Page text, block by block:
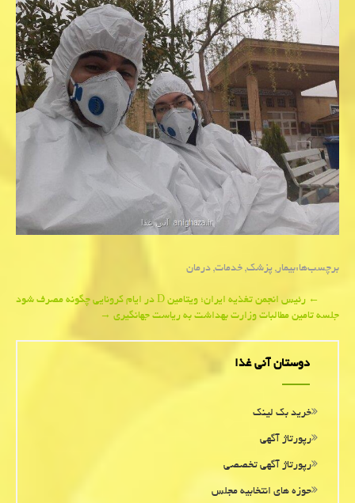
برچسب‌ها:بیمار,پزشك,خدمات,درمان
Post
navigation
←رئیس انجمن تغذیه ایران؛ ویتامین D در ایام كرونایی چگونه مصرف شود
جلسه تامین مطالبات وزارت بهداشت به ریاست جهانگیری→
دوستان آنی غذا
خرید بک لینک
رپورتاژ آگهی
رپورتاژ آگهی تخصصی
حوزه های انتخابیه مجلس